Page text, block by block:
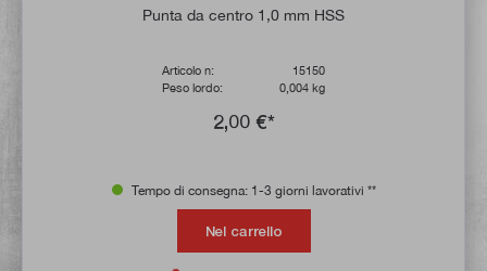
Valutazione media di 5 su 5 stelle
Punta da centro 1,0 mm HSS
Articolo n:
15150
Peso lordo:
0,004 kg
2,00 €*
Tempo di consegna: 1-3 giorni lavorativi **
Nel carrello